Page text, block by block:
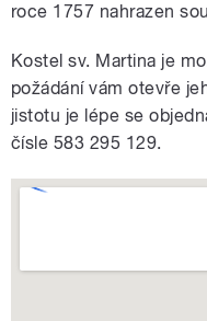
roce 1757 nahrazen
Kostel sv. Martina je
požádání vám otevře
jistotu je lépe se
čísle 583 295 129.